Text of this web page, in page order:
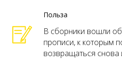
Польза
В сборники вошли
прописи, к которым
возвращаться снова